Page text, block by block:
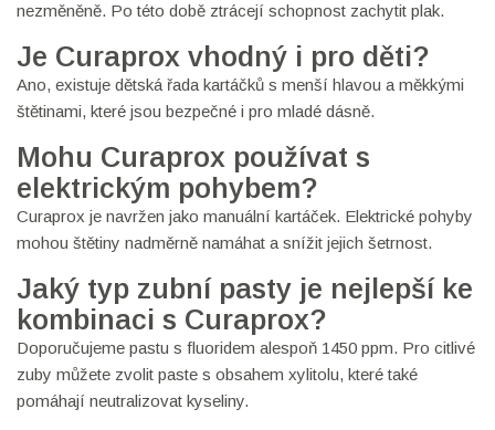
nezměněně. Po této době ztrácejí schopnost zachytit plak.
Je Curaprox vhodný i pro děti?
Ano, existuje dětská řada kartáčků s menší hlavou a měkkými
štětinami, které jsou bezpečné i pro mladé dásně.
Mohu Curaprox používat s
elektrickým pohybem?
Curaprox je navržen jako manuální kartáček. Elektrické pohyby
mohou štětiny nadměrně namáhat a snížit jejich šetrnost.
Jaký typ zubní pasty je nejlepší ke
kombinaci s Curaprox?
Doporučujeme pastu s fluoridem alespoň 1450 ppm. Pro citlivé
zuby můžete zvolit paste s obsahem xylitolu, které také
pomáhají neutralizovat kyseliny.